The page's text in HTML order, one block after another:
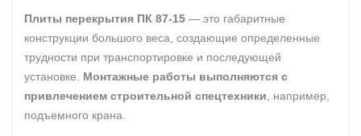
Плиты перекрытия ПК 87-15 — это габаритные
конструкции большого веса, создающие определенные
трудности при транспортировке и последующей
установке. Монтажные работы выполняются с
привлечением строительной спецтехники , например,
подъемного крана.